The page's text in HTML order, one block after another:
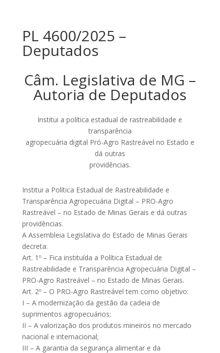
PL 4600/2025 –
Deputados
Câm. Legislativa de MG –
Autoria de Deputados
Institui a política estadual de rastreabilidade e
transparência
agropecuária digital Pró-Agro Rastreável no Estado e
dá outras
providências.
Institui a Política Estadual de Rastreabilidade e
Transparência Agropecuária Digital – PRO-Agro
Rastreável – no Estado de Minas Gerais e dá outras
providências.
A Assembleia Legislativa do Estado de Minas Gerais
decreta:
Art. 1º – Fica instituída a Política Estadual de
Rastreabilidade e Transparência Agropecuária Digital –
PRO-Agro Rastreável – no Estado de Minas Gerais.
Art. 2º – O PRO-Agro Rastreável tem como objetivo:
I – A modernização da gestão da cadeia de
suprimentos agropecuários;
II – A valorização dos produtos mineiros no mercado
nacional e internacional;
III – A garantia da segurança alimentar e da